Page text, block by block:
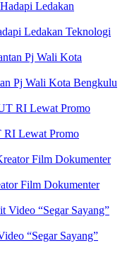
Ledakan Teknologi
Pj Wali Kota Bengkulu
RI Lewat Promo
Film Dokumenter
“Segar Sayang”